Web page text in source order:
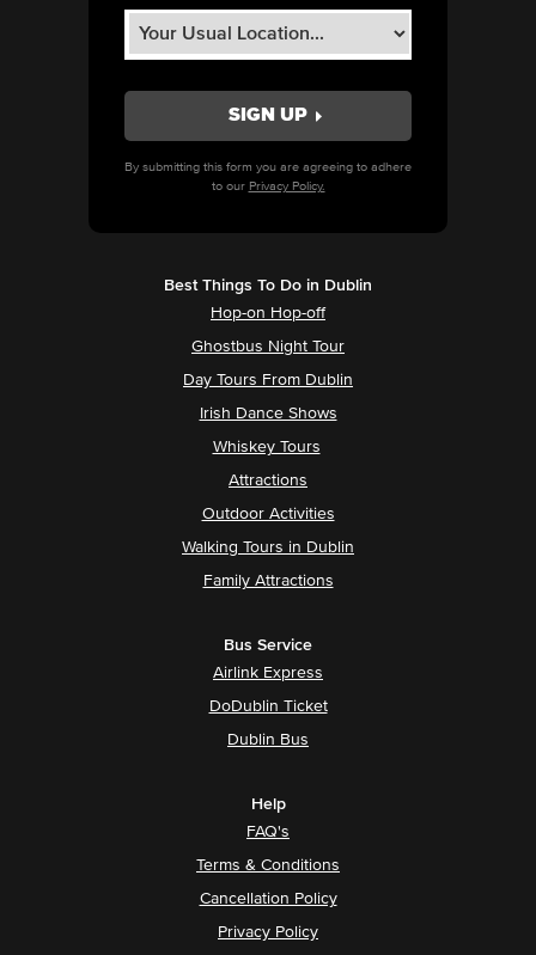
By submitting this form you are agreeing to adhere
to our Privacy Policy.
Best Things To Do in Dublin
Hop-on Hop-off
Ghostbus Night Tour
Day Tours From Dublin
Irish Dance Shows
Whiskey Tours
Attractions
Outdoor Activities
Walking Tours in Dublin
Family Attractions
Bus Service
Airlink Express
DoDublin Ticket
Dublin Bus
Help
FAQ's
Terms & Conditions
Cancellation Policy
Privacy Policy